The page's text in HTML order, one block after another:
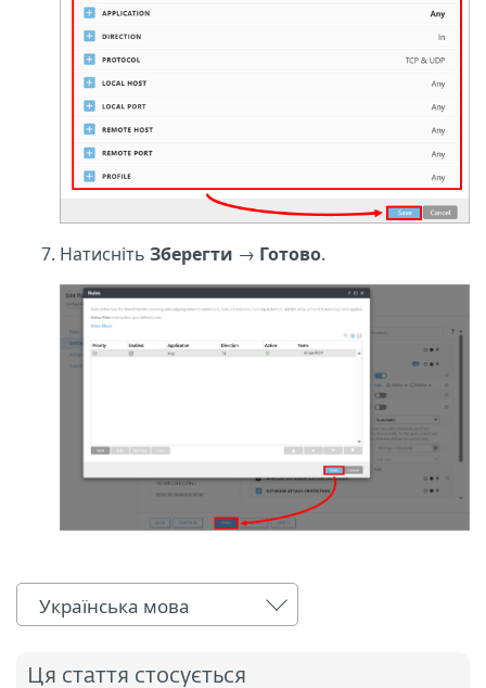
Натисніть Зберегти → Готово.
Українська мова
Ця стаття стосується